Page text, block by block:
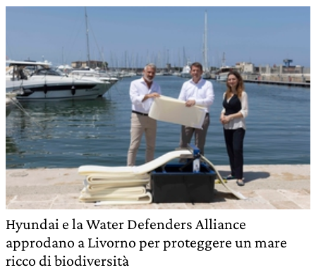
Hyundai e la Water Defenders Alliance
approdano a Livorno per proteggere un mare
ricco di biodiversità